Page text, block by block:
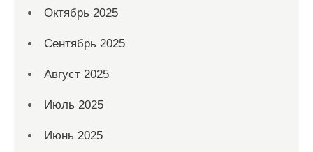
Октябрь 2025
Сентябрь 2025
Август 2025
Июль 2025
Июнь 2025